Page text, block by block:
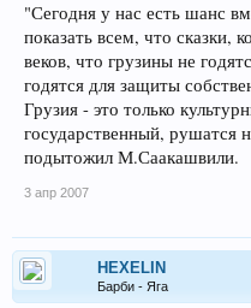
"Сегодня у нас есть шанс
показать всем, что сказки,
веков, что грузины не
годятся для защиты
Грузия - это только
государственный, рушатся
подытожил М.Саакашвили.
3 апр 2007
HEXELIN
Барби - Яга